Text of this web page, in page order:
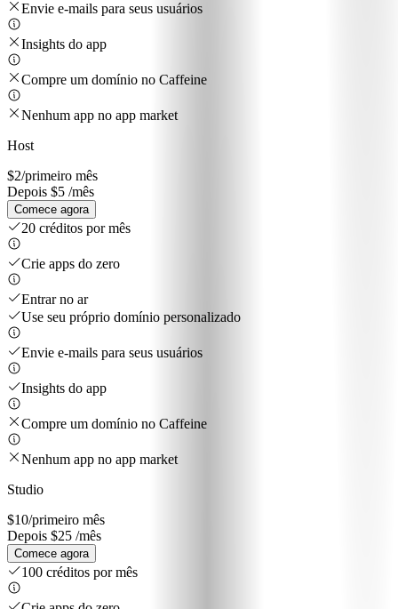
Envie e-mails para seus usuários
Insights do app
Compre um domínio no Caffeine
Nenhum app no app market
Host
$2/primeiro mês
Depois $5 /mês
Comece agora
20 créditos por mês
Crie apps do zero
Entrar no ar
Use seu próprio domínio personalizado
Envie e-mails para seus usuários
Insights do app
Compre um domínio no Caffeine
Nenhum app no app market
Studio
$10/primeiro mês
Depois $25 /mês
Comece agora
100 créditos por mês